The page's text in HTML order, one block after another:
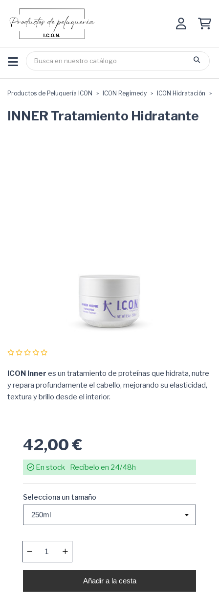
Productos de Peluquería ICON ICON Regimedy ICON Hidratación
INNER Tratamiento Hidratante
ICON Inner es un tratamiento de proteínas que hidrata, nutre
y repara profundamente el cabello, mejorando su elasticidad,
textura y brillo desde el interior.
42,00 €
En stock Recíbelo en 24/48h
Selecciona un tamaño
Añadir a la cesta